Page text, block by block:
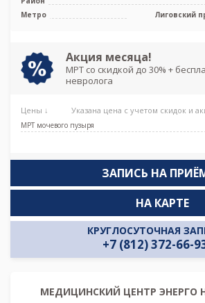
Метро
Лиговский
Акция месяца!
МРТ со скидкой до 30% +
невролога
Цены ↓ Указана цена с учетом скидок и
МРТ мочевого пузыря
ЗАПИСЬ НА
КРУГЛОСУТОЧНАЯ
+7 (812) 372-66-
НА КАРТЕ
МЕДИЦИНСКИЙ ЦЕНТР ЭНЕРГО